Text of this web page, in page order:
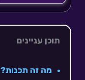
תוכן עניינים
מה זה תכנות?